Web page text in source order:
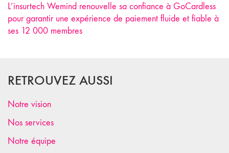
L’insurtech Wemind renouvelle sa confiance à GoCardless
pour garantir une expérience de paiement fluide et fiable à
ses 12 000 membres
RETROUVEZ AUSSI
Notre vision
Nos services
Notre équipe